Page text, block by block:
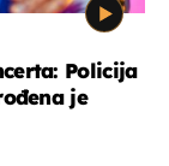
Policija
je